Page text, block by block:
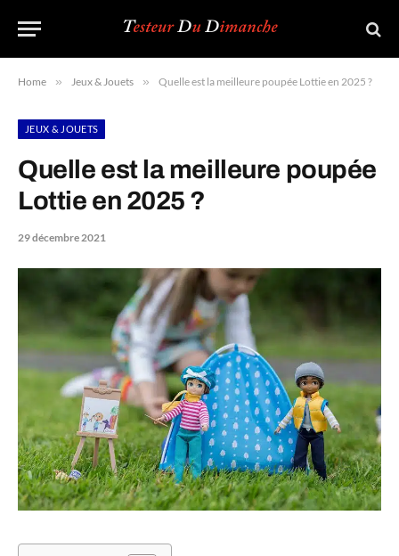
Home » Jeux & Jouets » Quelle est la meilleure poupée Lottie en 2025 ?
JEUX & JOUETS
Quelle est la meilleure poupée
Lottie en 2025 ?
29 décembre 2021